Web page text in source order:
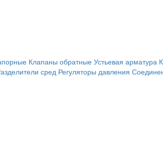
Клапаны обратные Устьевая арматура
сред Регуляторы давления